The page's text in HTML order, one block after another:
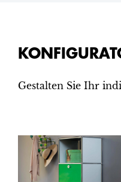
Gestalten Sie Ihr